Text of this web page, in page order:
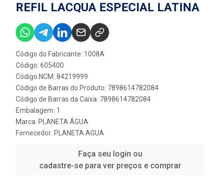
REFIL LACQUA ESPECIAL LATINA
Código do Fabricante: 1008A
Código: 605400
Código NCM: 84219999
Código de Barras do Produto: 7898614782084
Código de Barras da Caixa: 7898614782084
Embalagem: 1
Marca: PLANETA ÁGUA
Fornecedor: PLANETA AGUA
Faça seu login ou
cadastre-se para ver preços e comprar